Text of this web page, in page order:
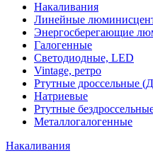
Накаливания
Линейные
Энергосберегающие
Галогенные
Светодиодные, LED
Vintage, ретро
Ртутные дроссельные
Натриевые
Ртутные
Металлогалогенные
Накаливания